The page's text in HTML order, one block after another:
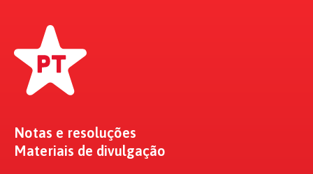
Notas e resoluções
Materiais de divulgação